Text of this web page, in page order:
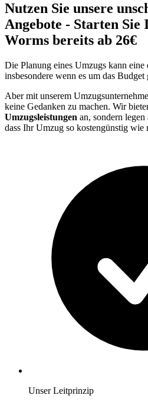
Nutzen Sie unsere
Angebote - Starten Sie
Worms bereits ab 26€
Die Planung eines Umzugs kann eine
insbesondere wenn es um das Budget
Aber mit unserem
keine Gedanken zu machen. Wir
Umzugsleistungen an, sondern
dass Ihr Umzug so kostengünstig wie
Unser Leitprinzip